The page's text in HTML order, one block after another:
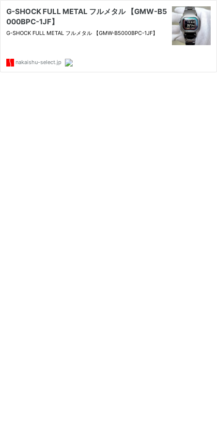
G-SHOCK FULL METAL フルメタル 【GMW-B5
000BPC-1JF】
G-SHOCK FULL METAL フルメタル 【GMW-B5000BPC-1JF】
nakaishu-select.jp